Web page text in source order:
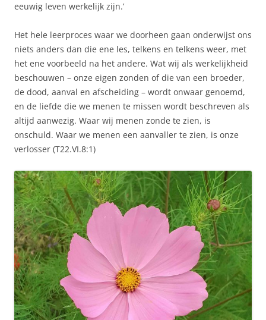
eeuwig leven werkelijk zijn.’
Het hele leerproces waar we doorheen gaan onderwijst ons
niets anders dan die ene les, telkens en telkens weer, met
het ene voorbeeld na het andere. Wat wij als werkelijkheid
beschouwen – onze eigen zonden of die van een broeder,
de dood, aanval en afscheiding – wordt onwaar genoemd,
en de liefde die we menen te missen wordt beschreven als
altijd aanwezig. Waar wij menen zonde te zien, is
onschuld. Waar we menen een aanvaller te zien, is onze
verlosser (T22.VI.8:1)